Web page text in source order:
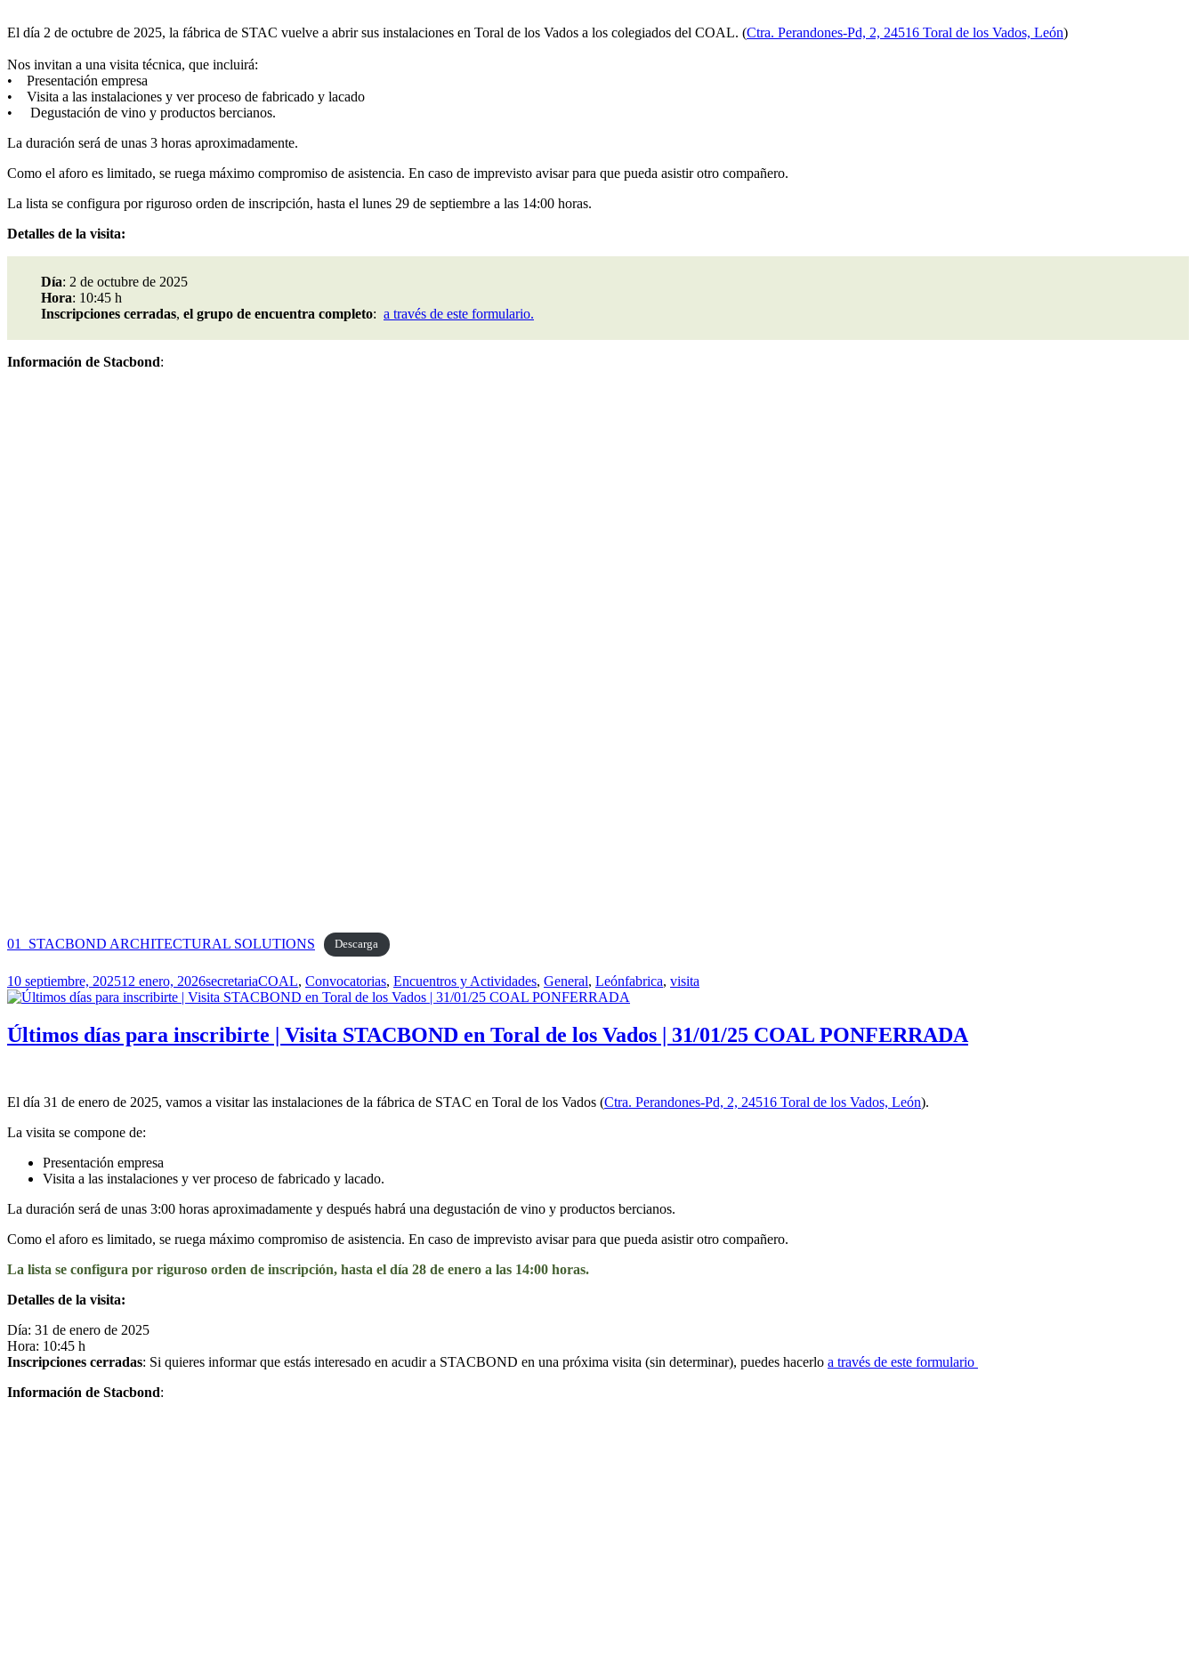
El día 2 de octubre de 2025, la fábrica de STAC vuelve a abrir sus instalaciones en Toral de los Vados a los colegiados del COAL. (Ctra. Perandones-Pd, 2, 24516 Toral de los Vados, León)
Nos invitan a una visita técnica, que incluirá:
• Presentación empresa
• Visita a las instalaciones y ver proceso de fabricado y lacado
• Degustación de vino y productos bercianos.
La duración será de unas 3 horas aproximadamente.
Como el aforo es limitado, se ruega máximo compromiso de asistencia. En caso de imprevisto avisar para que pueda asistir otro compañero.
La lista se configura por riguroso orden de inscripción, hasta el lunes 29 de septiembre a las 14:00 horas.
Detalles de la visita:
Día: 2 de octubre de 2025
Hora: 10:45 h
Inscripciones cerradas, el grupo de encuentra completo: a través de este formulario.
Información de Stacbond:
01_STACBOND ARCHITECTURAL SOLUTIONS Descarga
Publicado
el
10 septiembre, 202512 enero, 2026Autor
secretariaCategorías
COAL, Convocatorias, Encuentros y Actividades, General, LeónEtiquetas
fabrica, visita
Últimos días para inscribirte | Visita STACBOND en Toral de los Vados | 31/01/25 COAL PONFERRADA
El día 31 de enero de 2025, vamos a visitar las instalaciones de la fábrica de STAC en Toral de los Vados (Ctra. Perandones-Pd, 2, 24516 Toral de los Vados, León).
La visita se compone de:
Presentación empresa
Visita a las instalaciones y ver proceso de fabricado y lacado.
La duración será de unas 3:00 horas aproximadamente y después habrá una degustación de vino y productos bercianos.
Como el aforo es limitado, se ruega máximo compromiso de asistencia. En caso de imprevisto avisar para que pueda asistir otro compañero.
La lista se configura por riguroso orden de inscripción, hasta el día 28 de enero a las 14:00 horas.
Detalles de la visita:
Día: 31 de enero de 2025
Hora: 10:45 h
Inscripciones cerradas: Si quieres informar que estás interesado en acudir a STACBOND en una próxima visita (sin determinar), puedes hacerlo a través de este formulario
Información de Stacbond: